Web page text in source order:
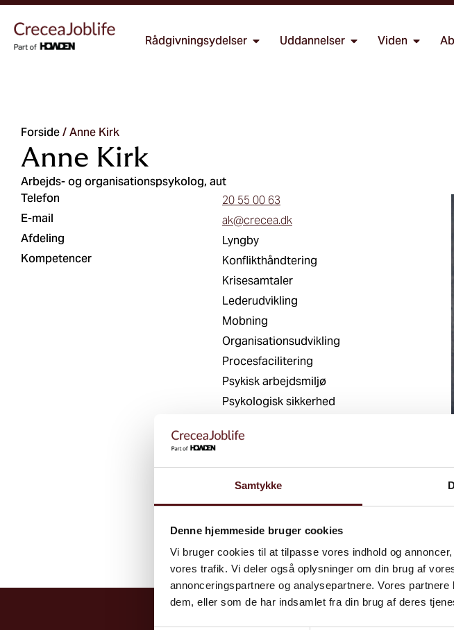
Samtykke
Denne hjemmeside bruger cookies
Vi bruger cookies til at tilpasse vores indhold og
vores trafik. Vi deler også oplysninger om din brug af
annonceringspartnere og analysepartnere. Vores
dem, eller som de har indsamlet fra din brug af deres
Rådgivningsydelser Uddannelser Viden
Forside/Anne Kirk
Anne Kirk
Arbejds- og organisationspsykolog, aut
Telefon
20 55 00 63
E-mail
ak@crecea.dk
Afdeling
Lyngby
Kompetencer
Konflikthåndtering
Krisesamtaler
Lederudvikling
Mobning
Organisationsudvikling
Procesfacilitering
Psykisk arbejdsmiljø
Psykologisk sikkerhed
Social kapital
Supervision
Sygefravær